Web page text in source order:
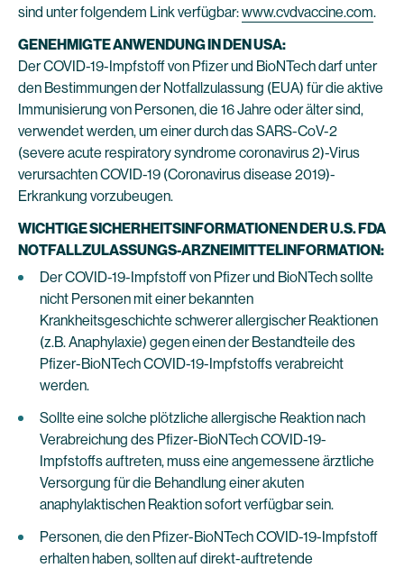
sind unter folgendem Link verfügbar:www.cvdvaccine.com.
GENEHMIGTE ANWENDUNG IN DEN USA:
Der COVID-19-Impfstoff von Pfizer und BioNTech darf unter
den Bestimmungen der Notfallzulassung (EUA) für die aktive
Immunisierung von Personen, die 16 Jahre oder älter sind,
verwendet werden, um einer durch das SARS-CoV-2
(severe acute respiratory syndrome coronavirus 2)-Virus
verursachten COVID-19 (Coronavirus disease 2019)-
Erkrankung vorzubeugen.
WICHTIGE SICHERHEITSINFORMATIONEN DER U.S. FDA
NOTFALLZULASSUNGS-ARZNEIMITTELINFORMATION:
Der COVID-19-Impfstoff von Pfizer und BioNTech sollte
nicht Personen mit einer bekannten
Krankheitsgeschichte schwerer allergischer Reaktionen
(z.B. Anaphylaxie) gegen einen der Bestandteile des
Pfizer-BioNTech COVID-19-Impfstoffs verabreicht
werden.
Sollte eine solche plötzliche allergische Reaktion nach
Verabreichung des Pfizer-BioNTech COVID-19-
Impfstoffs auftreten, muss eine angemessene ärztliche
Versorgung für die Behandlung einer akuten
anaphylaktischen Reaktion sofort verfügbar sein.
Personen, die den Pfizer-BioNTech COVID-19-Impfstoff
erhalten haben, sollten auf direkt-auftretende